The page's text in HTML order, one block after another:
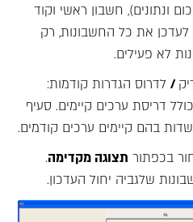
ונתונים), חשבון ראשי וקוד
לעדכן את כל החשבונות, רק
לא פעילים.
/ לדרוס הגדרות קודמות:
דריסת ערכים קיימים. סעיף
בהם קיימים ערכים קודמים.
בכפתור תצוגה מקדימה.
שלגביה יחול העדכון.